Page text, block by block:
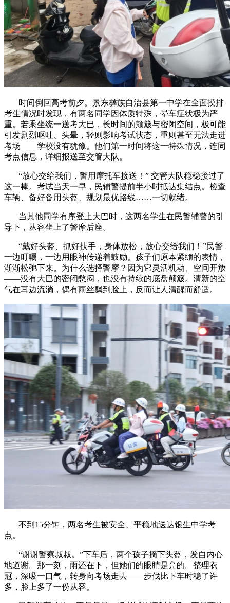
时间倒回高考前夕。景东彝族自治县第一中学在全面摸排
考生情况时发现，有两名同学因体质特殊，晕车症状极为严
重。若乘坐统一送考大巴，长时间的颠簸与密闭空间，极可能
引发剧烈呕吐、头晕，轻则影响考试状态，重则甚至无法走进
考场——学校没有犹豫。他们第一时间将这一特殊情况，连同
考点信息，详细报送至交管大队。
“放心交给我们，警用摩托车接送！” 交管大队稳稳接过了
这一棒。考试当天一早，民辅警提前半小时抵达集结点。检查
车辆、备好备用头盔、规划最优路线……一切就绪。
当其他同学有序登上大巴时，这两名学生在民警辅警的引
导下，从容坐上了警摩后座。
“戴好头盔、抓好扶手，身体放松，放心交给我们！”民警
一边叮嘱，一边用眼神传递着鼓励。孩子们原本紧绷的表情，
渐渐松弛下来。为什么选择警摩？因为它灵活机动、空间开放
——没有大巴的密闭憋闷，也没有持续的底盘颠簸。清新的空
气在耳边流淌，偶有雨丝飘到脸上，反而让人清醒而舒适。
不到15分钟，两名考生被安全、平稳地送达银生中学考
点。
“谢谢警察叔叔。”下车后，两个孩子摘下头盔，发自内心
地道谢。那一刻，雨还在下，但她们的眼睛是亮的。整理衣
冠，深吸一口气，转身向考场走去——步伐比下车时稳了许
多，脸上多了一份从容。